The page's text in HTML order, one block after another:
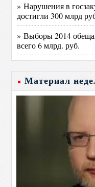
» Нарушения в
достигли 300 млрд
» Выборы 2014
всего 6 млрд. руб.
Материал